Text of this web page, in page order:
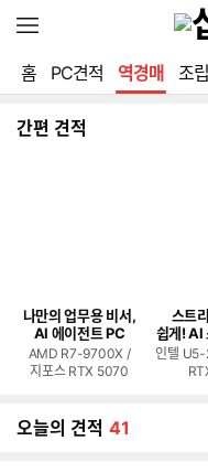
역
열
기
홈
PC견적 역경매 조
간편 견적
나만의 업무용 비서,
AI 에이전트 PC
AMD R7-9700X /
지포스 RTX 5070
스트
쉽게! AI
인텔 U5-
오늘의 견적 41